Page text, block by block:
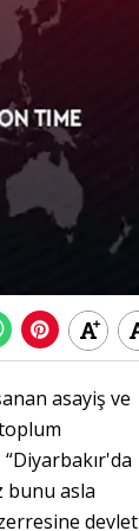
asayiş ve
bunu asla
devlet